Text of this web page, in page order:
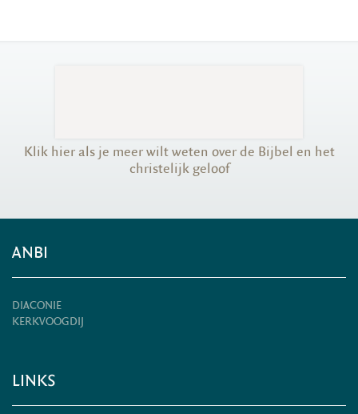
Klik hier als je meer wilt weten over de Bijbel en het
christelijk geloof
ANBI
DIACONIE
KERKVOOGDIJ
LINKS